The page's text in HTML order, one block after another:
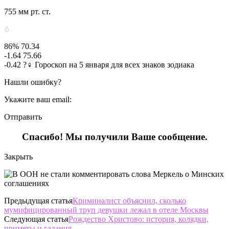
755 мм рт. ст.
86% 70.34
-1.64 75.66
-0.42 ?‍♀ Гороскоп на 5 января для всех знаков зодиака
Нашли ошибку?
Укажите ваш email:
Отправить
Спасибо! Мы получили Ваше сообщение.
Закрыть
Предыдущая статьяКриминалист объяснил, сколько
мумифицированный труп девушки лежал в отеле Москвы
Следующая статьяРождество Христово: история, колядки,